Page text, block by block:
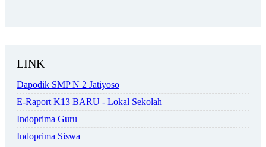
LINK
Dapodik SMP N 2 Jatiyoso
E-Raport K13 BARU - Lokal Sekolah
Indoprima Guru
Indoprima Siswa